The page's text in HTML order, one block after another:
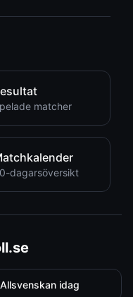
matcher
dagarsöversikt
Allsvenskan idag